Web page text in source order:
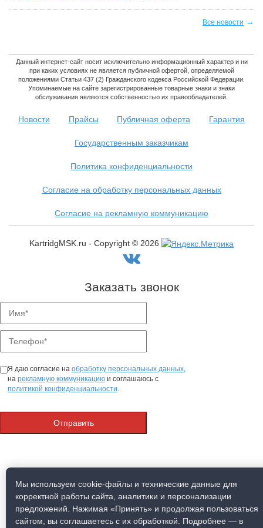
Все новости →
Данный интернет-сайт носит исключительно информационный характер и ни
при каких условиях не является публичной офертой, определяемой
положениями Статьи 437 (2) Гражданского кодекса Российской Федерации.
Упоминаемые на сайте зарегистрированные товарные знаки и знаки
обслуживания являются собственностью их правообладателей.
Новости Прайсы Публичная оферта Гарантия
Государственным заказчикам
Политика конфиденциальности
Согласие на обработку персональных данных
Согласие на рекламную коммуникацию
KartridgMSK.ru - Copyright © 2026
Заказать звонок
Я даю согласие на обработку персональных данных,
на рекламную коммуникацию и соглашаюсь с
политикой конфиденциальности.
Мы используем cookie-файлы и технические данные для
корректной работы сайта, аналитики и персонализации
предложений. Нажимая «Принять» и продолжая пользоваться
сайтом, вы соглашаетесь с их обработкой. Подробнее — в